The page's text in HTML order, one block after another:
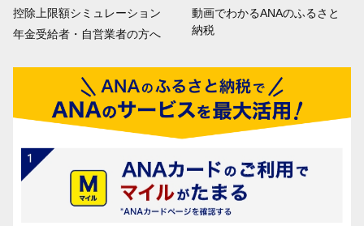
控除上限額シミュレーション
年金受給者・自営業者の方へ
動画でわかるANAのふるさと
納税